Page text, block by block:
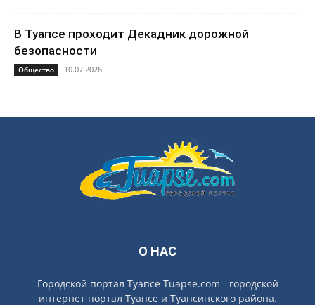
В Туапсе проходит Декадник дорожной
безопасности
Общество 10.07.2026
О НАС
Городской портал Туапсе Tuapse.com - городской
интернет портал Туапсе и Туапсинского района.